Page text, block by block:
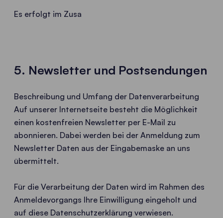
Es erfolgt im Zusa
5. Newsletter und Postsendungen
Beschreibung und Umfang der Datenverarbeitung
Auf unserer Internetseite besteht die Möglichkeit
einen kostenfreien Newsletter per E-Mail zu
abonnieren. Dabei werden bei der Anmeldung zum
Newsletter Daten aus der Eingabemaske an uns
übermittelt.
Für die Verarbeitung der Daten wird im Rahmen des
Anmeldevorgangs Ihre Einwilligung eingeholt und
auf diese Datenschutzerklärung verwiesen.